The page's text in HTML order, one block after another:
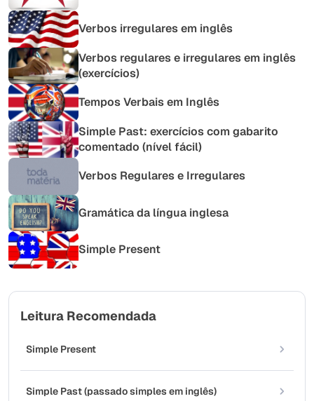
Verbos irregulares em inglês
Verbos regulares e irregulares em inglês
(exercícios)
Tempos Verbais em Inglês
Simple Past: exercícios com gabarito
comentado (nível fácil)
Verbos Regulares e Irregulares
Gramática da língua inglesa
Simple Present
Leitura Recomendada
Simple Present
Simple Past (passado simples em inglês)